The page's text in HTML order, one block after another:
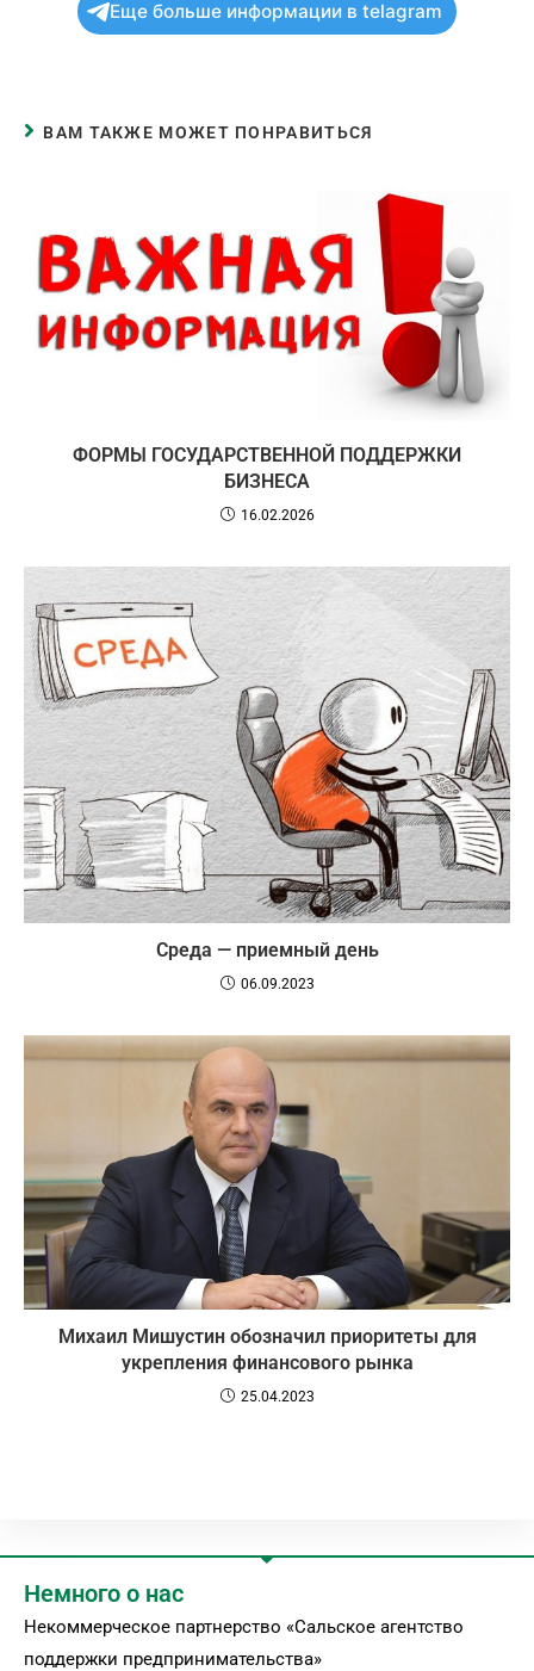
Еще больше информации в telagram
ВАМ ТАКЖЕ МОЖЕТ ПОНРАВИТЬСЯ
ФОРМЫ ГОСУДАРСТВЕННОЙ ПОДДЕРЖКИ
БИЗНЕСА
16.02.2026
Среда — приемный день
06.09.2023
Михаил Мишустин обозначил приоритеты для
укрепления финансового рынка
25.04.2023
Немного о нас
Некоммерческое партнерство «Сальское агентство
поддержки предпринимательства»